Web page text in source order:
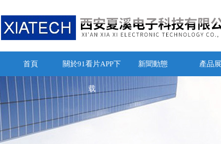
首頁 關於91看片APP下
载
新聞動態 產品